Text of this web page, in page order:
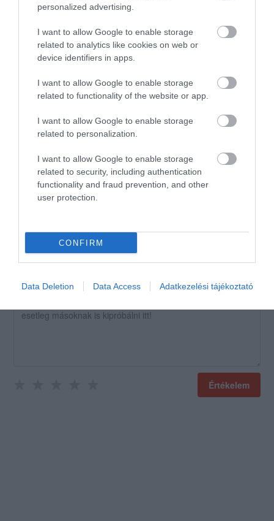
personalized advertising.
I want to allow Google to enable storage
related to analytics like cookies on web or
device identifiers in apps.
I want to allow Google to enable storage
related to functionality of the website or app.
I want to allow Google to enable storage
related to personalization.
I want to allow Google to enable storage
related to security, including authentication
functionality and fraud prevention, and other
user protection.
CONFIRM
Data Deletion Data Access Adatkezelési tájékoztató
2010. Január 17.
Csak pozitívumot tudok írni,
maximálisan meg voltunk
elégedve az étteremmel. A
tisztelettudóak, gyorsak,
mosolygósak.... Az étel ízletes,
frissen, melegen tálalva. A
poharak, evőeszközök
Köszönöm az étterem
dolgozóinak!
Értékeld Te is!
Értékelem